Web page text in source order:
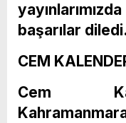
başarılar diledi.
CEM
Cem